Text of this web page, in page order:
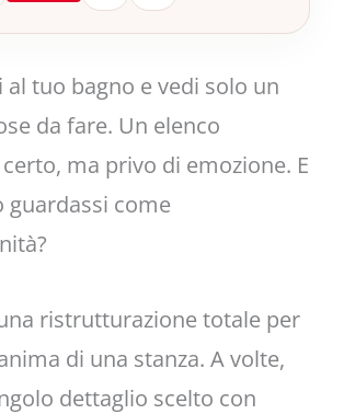
al tuo bagno e vedi solo un
da fare. Un elenco
ma privo di emozione. E
guardassi come
ristrutturazione totale per
di una stanza. A volte,
dettaglio scelto con